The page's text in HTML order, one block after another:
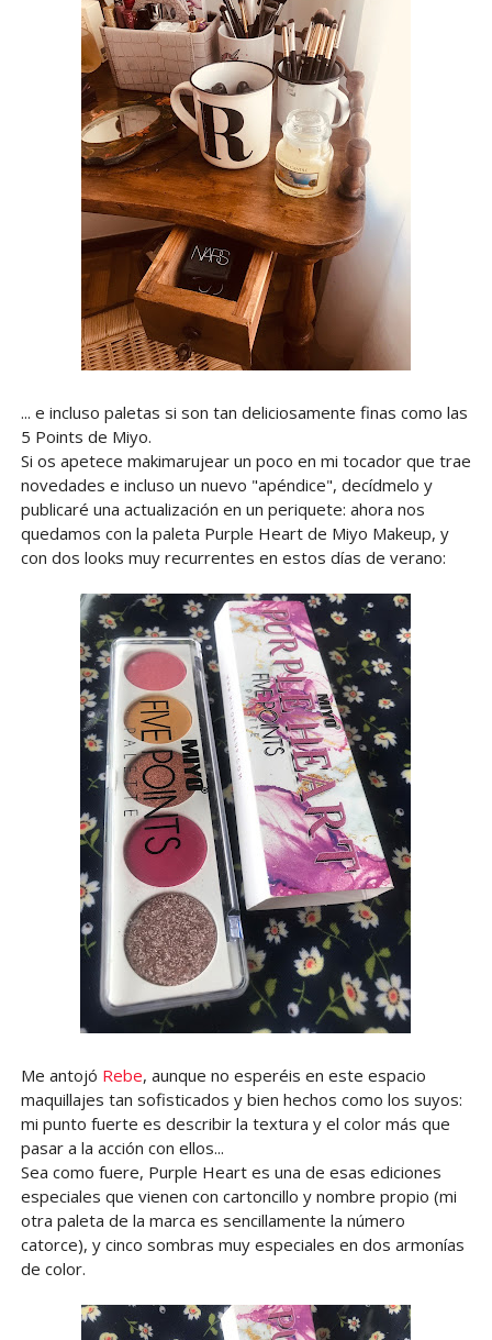
... e incluso paletas si son tan deliciosamente finas como las
5 Points de Miyo.
Si os apetece makimarujear un poco en mi tocador que trae
novedades e incluso un nuevo "apéndice", decídmelo y
publicaré una actualización en un periquete: ahora nos
quedamos con la paleta Purple Heart de Miyo Makeup, y
con dos looks muy recurrentes en estos días de verano:
Me antojó Rebe, aunque no esperéis en este espacio
maquillajes tan sofisticados y bien hechos como los suyos:
mi punto fuerte es describir la textura y el color más que
pasar a la acción con ellos...
Sea como fuere, Purple Heart es una de esas ediciones
especiales que vienen con cartoncillo y nombre propio (mi
otra paleta de la marca es sencillamente la número
catorce), y cinco sombras muy especiales en dos armonías
de color.